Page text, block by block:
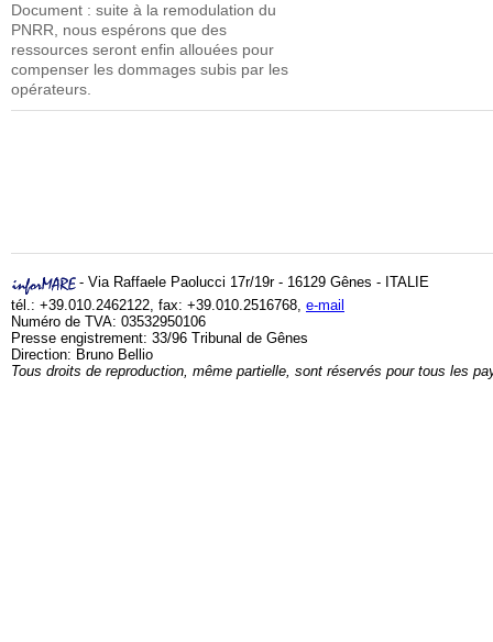
Document : suite à la remodulation du
PNRR, nous espérons que des
ressources seront enfin allouées pour
compenser les dommages subis par les
opérateurs.
- Via Raffaele Paolucci 17r/19r - 16129 Gênes - ITALIE
tél.: +39.010.2462122, fax: +39.010.2516768, e-mail
Numéro de TVA: 03532950106
Presse engistrement: 33/96 Tribunal de Gênes
Direction: Bruno Bellio
Tous droits de reproduction, même partielle, sont réservés pour tous les